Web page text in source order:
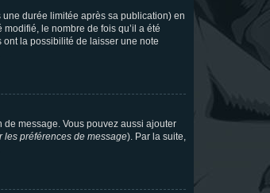
durée limitée après sa publication) en
le nombre de fois qu’il a été
la possibilité de laisser une note
message. Vous pouvez aussi ajouter
les préférences de message). Par la suite,